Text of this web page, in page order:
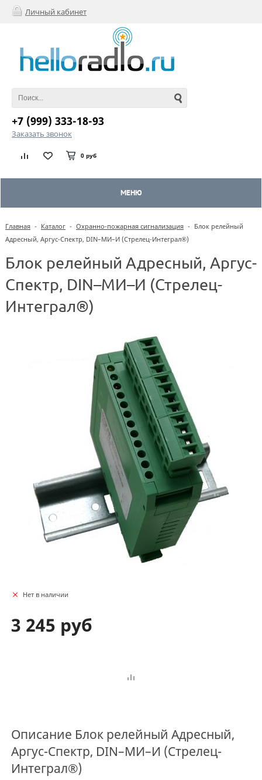
Личный кабинет
+7 (999) 333-18-93
Заказать звонок
0 руб
МЕНЮ
Главная - Каталог - Охранно-пожарная сигнализация - Блок релейный
Адресный, Аргус-Спектр, DIN–МИ–И (Стрелец-Интеграл®)
Блок релейный Адресный, Аргус-
Спектр, DIN–МИ–И (Стрелец-
Интеграл®)
Нет в наличии
3 245 руб
Описание Блок релейный Адресный,
Аргус-Спектр, DIN–МИ–И (Стрелец-
Интеграл®)